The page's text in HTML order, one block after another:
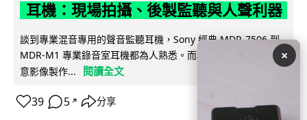
耳機：現場拍攝、後製監聽與人聲利器
談到專業混音專用的聲音監聽耳機，Sony 經典 MDR-7506 到
MDR-M1 專業錄音室耳機都為人熟悉。而現在舞台製作者與創
意影像製作...
閱讀全文
39 5 ↗ 分享
×